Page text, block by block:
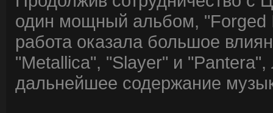
один мощный альбом, "Forged
работа оказала большое
"Metallica", "Slayer" и
дальнейшее содержание